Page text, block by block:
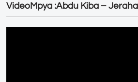
VideoMpya :Abdu Kiba – Jeraha